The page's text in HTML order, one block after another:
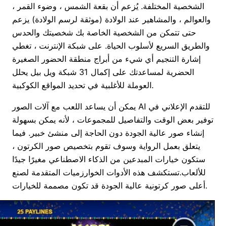
الشخصية المختلفة. يُزعم أن بقعة الشمس ، وضوء القمر ،
والعوالم ، والمشاهير عند الولادة (موثقة لرسم الولادة) يزعم
حتى تتمكن من الشخصية الخاصة بك شخصيتك والحدس
والطريق السريع لأسلوب الحياة. على شبكة الإنترنت ، تغطي
إشارة التنجيم أي شيء من أبراج منطقة الحضور الصغيرة
الحضرية لمساعدتك على إكمال 31 شبكة ويل بيل يحلل
العوملة للأغلبية في تحديد المواقع الكوكبية.
يمكن أن يساعد اللعب مع آلات الصور AI للتقدم الإعلاني في
توفير بعض الوقت والتفاصيل للمجموعات ، لأنه يمكن بسهولة
إنشاء صور عالية الجودة دون الحاجة إلى منشئ خبير. فيما
يتعلق بعمل الرواية وسوف تقوم بتخصيص صور الكرتون ،
ستكون خيارات المبدعين من الذكاء الاصطناعي مغيرًا جيدًا
للألعاب.تستكشف هذه الأدوات الخوارزميات المتقدمة لصنع
أعلى صور كرتونية عالية الجودة قد تكون مصممة للخيارات.